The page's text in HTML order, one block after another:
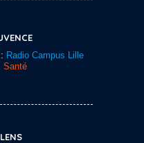
Radio Campus Lille
Santé